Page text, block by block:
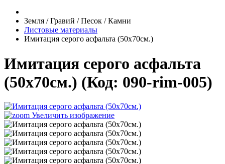
Земля / Гравий / Песок / Камни
Листовые материалы
Имитация серого асфальта (50х70см.)
Имитация серого асфальта
(50х70см.) (Код: 090-rim-005)
Увеличить изображение